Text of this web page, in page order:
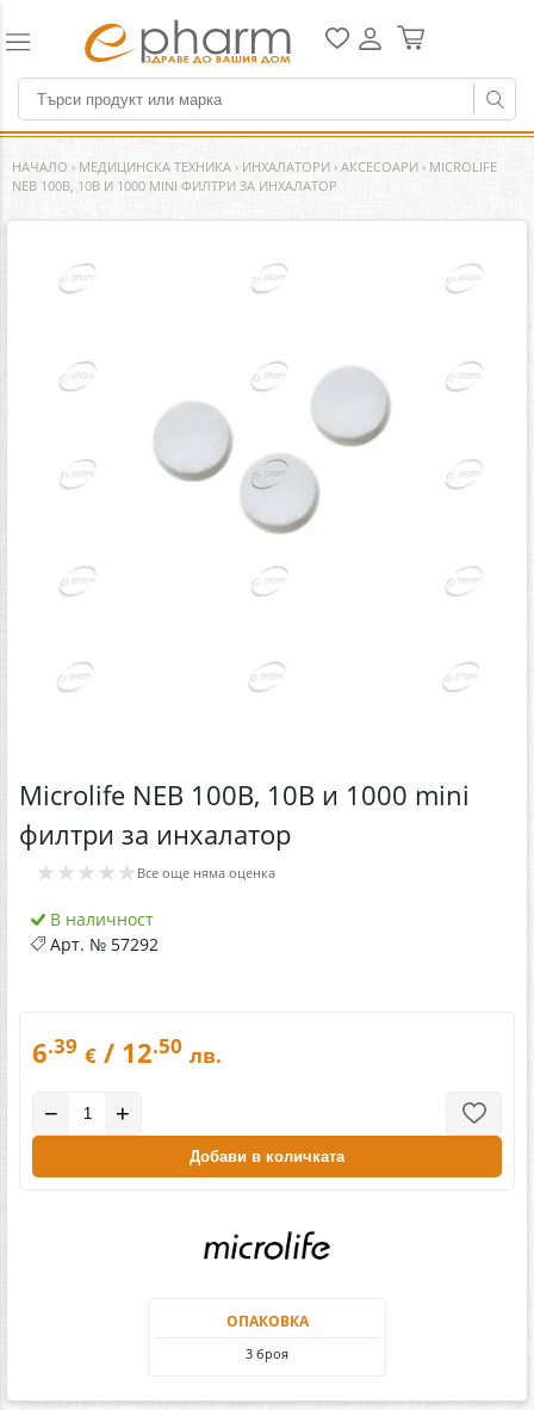
НАЧАЛО › МЕДИЦИНСКА ТЕХНИКА › ИНХАЛАТОРИ › АКСЕСОAРИ › MICROLIFE
NEB 100B, 10B И 1000 MINI ФИЛТРИ ЗА ИНХАЛАТОР
Microlife NEB 100B, 10B и 1000 mini
филтри за инхалатор
★★★★★ Все още няма оценка
В наличност
Арт. № 57292
6.39 € / 12.50 лв.
− +
Добави в количката
ОПАКОВКА
3 броя